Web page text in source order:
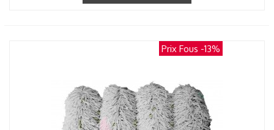
Prix Fous -13%